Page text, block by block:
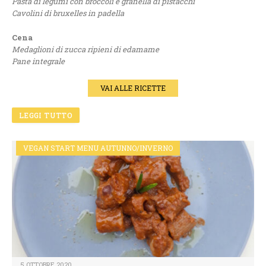
Cavolini di bruxelles in padella
Cena
Medaglioni di zucca ripieni di edamame
Pane integrale
VAI ALLE RICETTE
LEGGI TUTTO
VEGAN START MENU AUTUNNO/INVERNO